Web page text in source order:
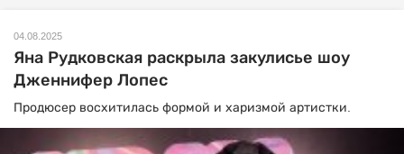
04.08.2025
Яна Рудковская раскрыла закулисье шоу
Дженнифер Лопес
Продюсер восхитилась формой и харизмой артистки.